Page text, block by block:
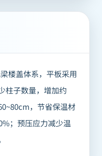
楼盖体系，平板采用
柱子数量，增加约
，节省保温材
；预压应力减少温